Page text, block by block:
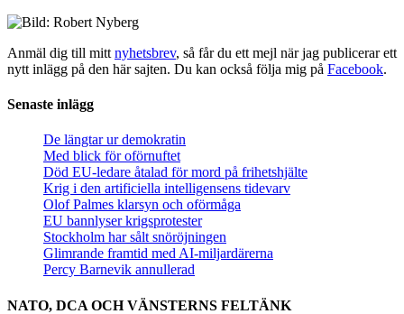
Anmäl dig till mitt nyhetsbrev, så får du ett mejl när jag publicerar ett
nytt inlägg på den här sajten. Du kan också följa mig på Facebook.
Senaste inlägg
De längtar ur demokratin
Med blick för oförnuftet
Död EU-ledare åtalad för mord på frihetshjälte
Krig i den artificiella intelligensens tidevarv
Olof Palmes klarsyn och oförmåga
EU bannlyser krigsprotester
Stockholm har sålt snöröjningen
Glimrande framtid med AI-miljardärerna
Percy Barnevik annullerad
NATO, DCA OCH VÄNSTERNS FELTÄNK